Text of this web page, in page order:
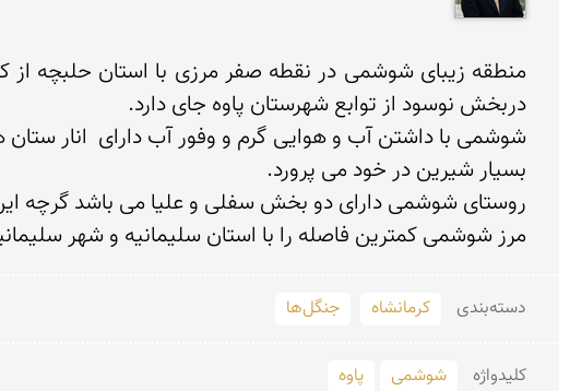
مرز شوشمی کمترین فاصله را با استان سلیمانیه و شهر
دسته‌بندی کرمانشاه جنگل‌ها
کلید‌واژه شوشمی پاوه